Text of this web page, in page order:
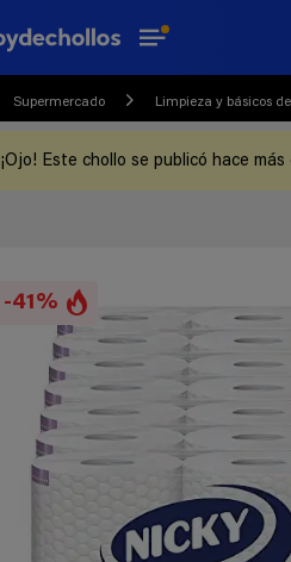
Supermercado Limpieza y básicos
¡Ojo! Este chollo se publicó hace
-41%